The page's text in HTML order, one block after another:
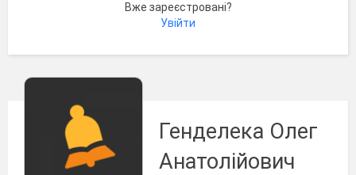
Вже зареєстровані?
Увійти
Генделека Олег
Анатолійович